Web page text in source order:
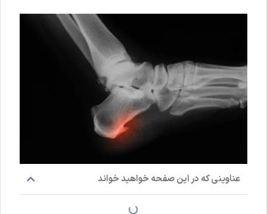
عناوینی که در این صفحه خواهید خواند